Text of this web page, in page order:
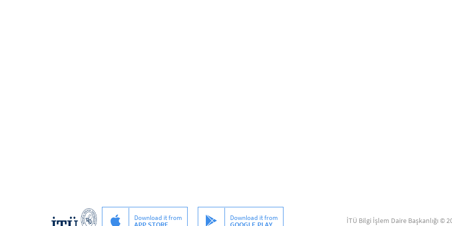
Download it from Download it from İTÜ Bilgi İşlem Daire Başkanlığı ©